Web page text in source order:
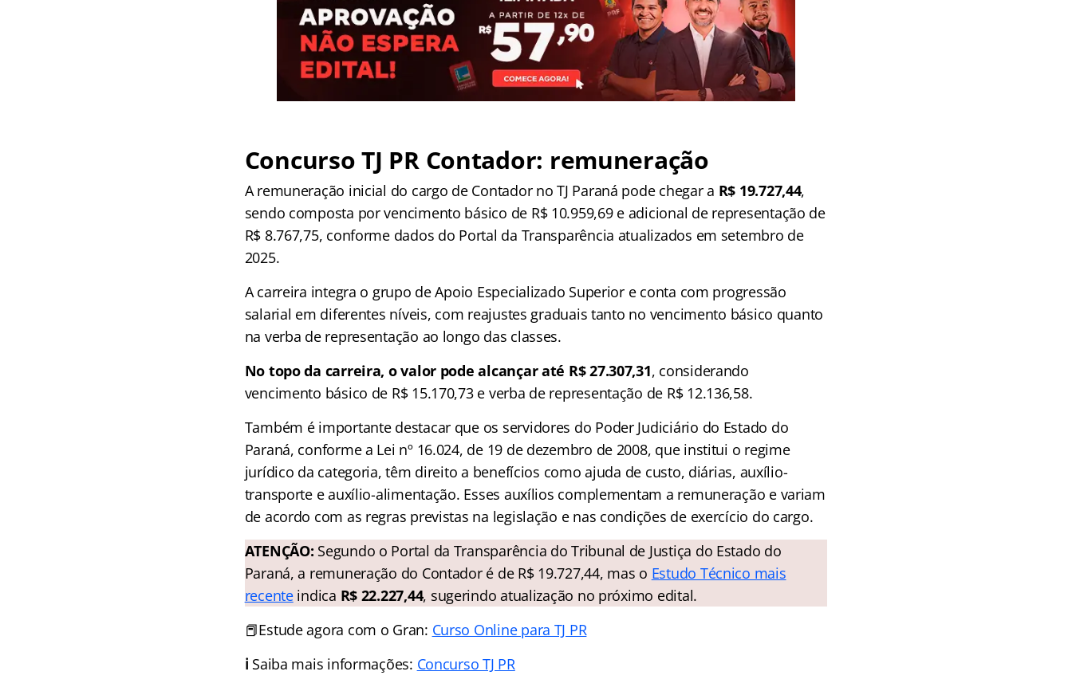
Concurso TJ PR Contador: remuneração
A remuneração inicial do cargo de Contador no TJ Paraná pode chegar a R$ 19.727,44,
sendo composta por vencimento básico de R$ 10.959,69 e adicional de representação de
R$ 8.767,75, conforme dados do Portal da Transparência atualizados em setembro de
2025.
A carreira integra o grupo de Apoio Especializado Superior e conta com progressão
salarial em diferentes níveis, com reajustes graduais tanto no vencimento básico quanto
na verba de representação ao longo das classes.
No topo da carreira, o valor pode alcançar até R$ 27.307,31, considerando
vencimento básico de R$ 15.170,73 e verba de representação de R$ 12.136,58.
Também é importante destacar que os servidores do Poder Judiciário do Estado do
Paraná, conforme a Lei nº 16.024, de 19 de dezembro de 2008, que institui o regime
jurídico da categoria, têm direito a benefícios como ajuda de custo, diárias, auxílio-
transporte e auxílio-alimentação. Esses auxílios complementam a remuneração e variam
de acordo com as regras previstas na legislação e nas condições de exercício do cargo.
ATENÇÃO: Segundo o Portal da Transparência do Tribunal de Justiça do Estado do
Paraná, a remuneração do Contador é de R$ 19.727,44, mas o Estudo Técnico mais
recenteindica R$ 22.227,44, sugerindo atualização no próximo edital.
📕Estude agora com o Gran: Curso Online para TJ PR
ℹ️ Saiba mais informações: Concurso TJ PR